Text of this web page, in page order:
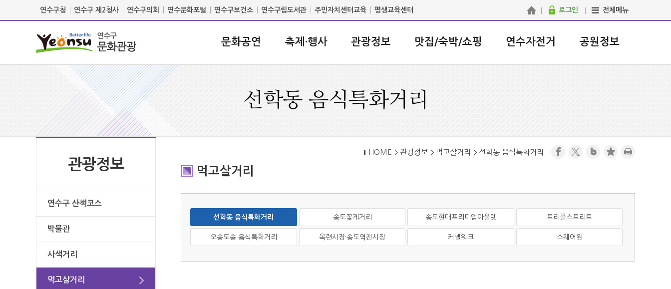
연수구청 연수구 제2청사 연수구의회 연수문화포털 연수구보건소 연수구립도서관 주민자치센터교육 평생교육센터 로그인 전체메뉴
문화공연 축제·행사 관광정보 맛집/숙박/쇼핑 연수자전거 공원정보
선학동 음식특화거리
관광정보
연수구 산책코스
박물관
사색거리
먹고살거리
HOME 관광정보 먹고살거리 선학동 음식특화거리
먹고살거리
선학동 음식특화거리 송도꽃게거리 송도현대프리미엄아울렛 트리플스트리트
오송도송 음식특화거리 옥련시장·송도역전시장 커넬워크 스퀘어원